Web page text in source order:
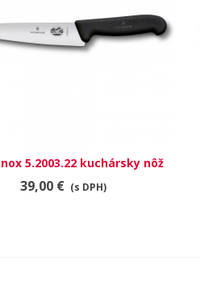
RÝCHLY NÁHĽAD
5.2003.22 kuchársky nôž
39,00 € (s DPH)